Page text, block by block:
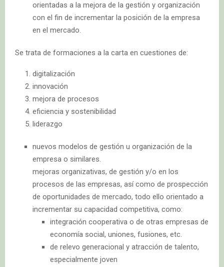
orientadas a la mejora de la gestión y organización
con el fin de incrementar la posición de la empresa
en el mercado.
Se trata de formaciones a la carta en cuestiones de:
digitalización
innovación
mejora de procesos
eficiencia y sostenibilidad
liderazgo
nuevos modelos de gestión u organización de la
empresa o similares.
mejoras organizativas, de gestión y/o en los
procesos de las empresas, así como de prospección
de oportunidades de mercado, todo ello orientado a
incrementar su capacidad competitiva, como:
integración cooperativa o de otras empresas de
economía social, uniones, fusiones, etc.
de relevo generacional y atracción de talento,
especialmente joven